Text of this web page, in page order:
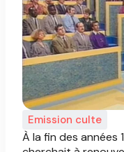
Emission culte
À la fin des années